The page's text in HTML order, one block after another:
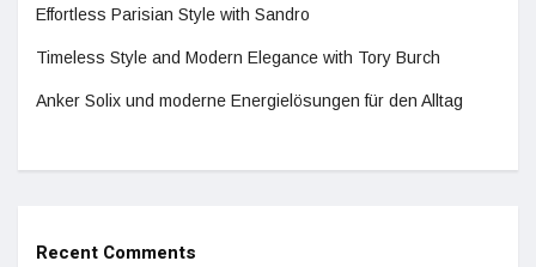
Effortless Parisian Style with Sandro
Timeless Style and Modern Elegance with Tory Burch
Anker Solix und moderne Energielösungen für den Alltag
Recent Comments